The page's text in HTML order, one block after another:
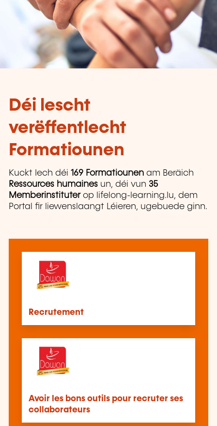
Déi lescht
verëffentlecht
Formatiounen
Kuckt Iech déi 169 Formatiounen am Beräich
Ressources humaines un, déi vun 35
Memberinstituter op lifelong-learning.lu, dem
Portal fir liewenslaangt Léieren, ugebuede ginn.
Recrutement
Avoir les bons outils pour recruter ses
collaborateurs